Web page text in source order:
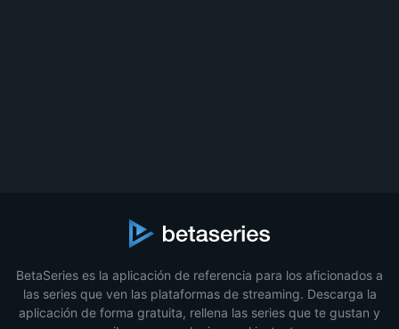
BetaSeries es la aplicación de referencia para los aficionados a
las series que ven las plataformas de streaming. Descarga la
aplicación de forma gratuita, rellena las series que te gustan y